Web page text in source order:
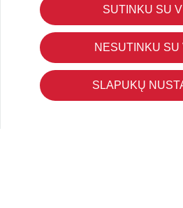
KLIENTŲ APTARNAVIMAS
Pirkimo – pardavimo taisyklės
Pristatymas ir grąžinimas
Apmokėjimo būdai
Kokybės ir saugumo standartai
Privatumo taisyklės
SUTINKU SU
NESUTINKU SU
SLAPUKŲ